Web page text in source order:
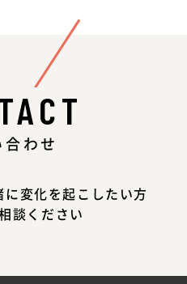
合わせ
変化を起こしたい方
談ください